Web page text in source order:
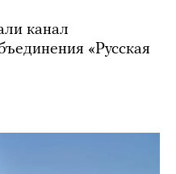
канал
«Русская